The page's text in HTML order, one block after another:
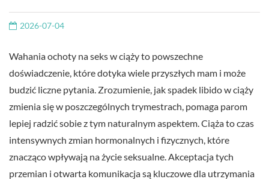
2026-07-04
Wahania ochoty na seks w ciąży to powszechne
doświadczenie, które dotyka wiele przyszłych mam i może
budzić liczne pytania. Zrozumienie, jak spadek libido w ciąży
zmienia się w poszczególnych trymestrach, pomaga parom
lepiej radzić sobie z tym naturalnym aspektem. Ciąża to czas
intensywnych zmian hormonalnych i fizycznych, które
znacząco wpływają na życie seksualne. Akceptacja tych
przemian i otwarta komunikacja są kluczowe dla utrzymania